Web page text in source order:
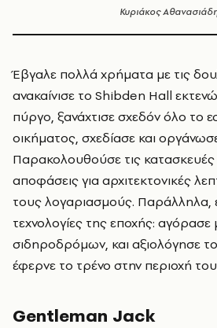
Κυριάκος
Έβγαλε πολλά χρήματα με τις
ανακαίνισε το Shibden Hall
πύργο, ξανάχτισε σχεδόν όλο το
οικήματος, σχεδίασε και
Παρακολουθούσε τις κατασκευές
αποφάσεις για αρχιτεκτονικές
τους λογαριασμούς. Παράλληλα,
τεχνολογίες της εποχής: αγόρασε
σιδηροδρόμων, και αξιολόγησε
έφερνε το τρένο στην περιοχή
Gentleman Jack